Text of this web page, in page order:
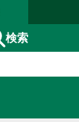
検索